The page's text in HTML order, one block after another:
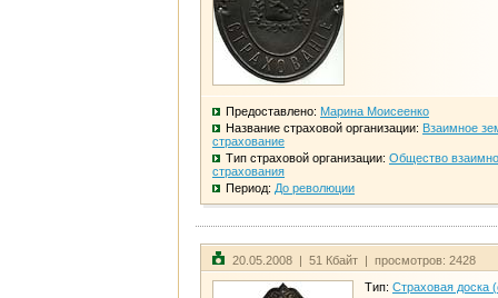
Предоставлено: Марина Моисеенко
Название страховой организации: Взаимное
страхование
Тип страховой организации: Общество
страхования
Период: До революции
20.05.2008 | 51 Кбайт | просмотров: 2428
Тип: Страховая доска